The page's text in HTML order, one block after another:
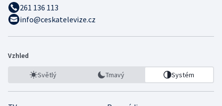
261 136 113
info@ceskatelevize.cz
Vzhled
Světlý Tmavý Systém